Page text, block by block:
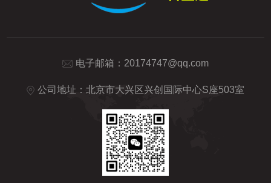
轻松应对，确保实验结果的准确...
电子邮箱： 20174747@qq.com
公司地址：北京市大兴区兴创国际中心S座503室